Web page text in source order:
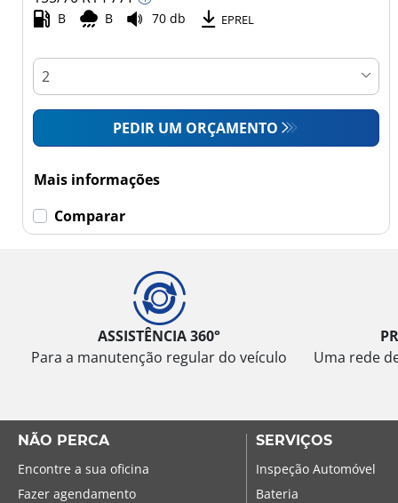
Comercial (0)
Esvaziamento limitado
Runflat (0)
Sem esvaziamento
opções
B B 70 db EPREL
PEDIR UM ORÇAMENTO
Mais informações
Comparar
ASSISTÊNCIA 360°
Para a manutenção regular do veículo
Uma rede
NÃO PERCA
Encontre a sua oficina
Fazer agendamento
SERVIÇOS
Inspeção Automóvel
Bateria